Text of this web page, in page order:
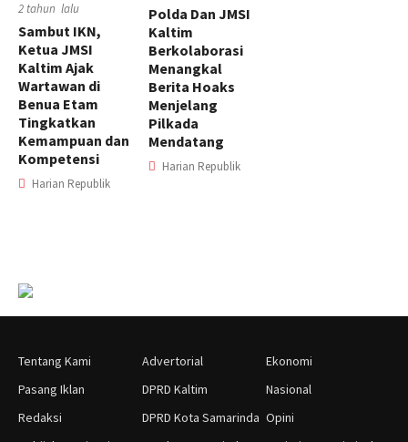
2 tahun lalu
Sambut IKN,
Ketua JMSI
Kaltim Ajak
Wartawan di
Benua Etam
Tingkatkan
Kemampuan dan
Kompetensi
Harian Republik
Polda Dan JMSI
Kaltim
Berkolaborasi
Menangkal
Berita Hoaks
Menjelang
Pilkada
Mendatang
Harian Republik
Tentang Kami
Pasang Iklan
Redaksi
Advertorial
DPRD Kaltim
DPRD Kota Samarinda
Ekonomi
Nasional
Opini